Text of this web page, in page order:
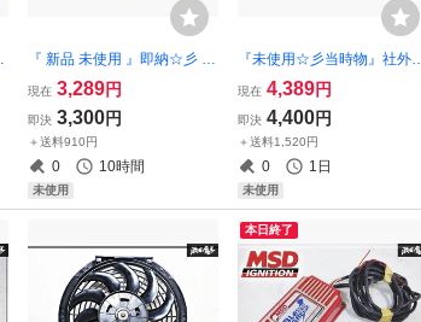
『 新品 未使用 』即納☆彡 B
G ビージー ディーゼル用 緑
ラベル DPF / DPD 洗浄剤 BG
25532 946ml
現在 3,289円
即決 3,300円
＋送料910円
0 10時間
未使用
『未使用☆彡当時物』社外品
ハイマウントストップランプ
ウインカー機能付きテールラ
ンプ 汎用 全長約40.6cm 即納
現在 4,389円
即決 4,400円
＋送料1,520円
0 1日
未使用
本日終了